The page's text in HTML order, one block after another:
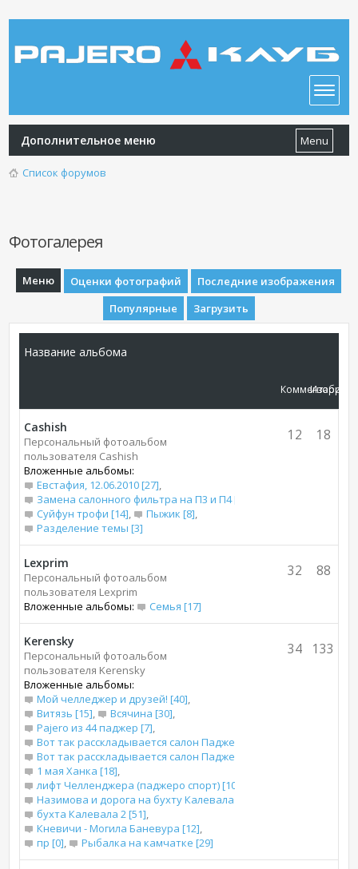
Дополнительное меню Menu
Список форумов
Фотогалерея
Меню Оценки фотографий
Последние изображения
Популярные
Загрузить
Название альбома
Комментарии
Cashish
Персональный фотоальбом
пользователя Cashish
Вложенные альбомы:
Евстафия, 12.06.2010 [27],
Замена салонного фильтра на П3 и П4 [7]
Суйфун трофи [14], Пыжик [8],
Разделение темы [3]
18
12
Lexprim
Персональный фотоальбом
пользователя Lexprim
Вложенные альбомы:
Семья [17]
88
32
Kerensky
Персональный фотоальбом
пользователя Kerensky
Вложенные альбомы:
Мой челледжер и друзей! [40],
Витязь [15], Всячина [30],
Pajero из 44 паджер [7],
Вот так расскладывается салон Паджеро 2 для сна [13]
Вот так расскладывается салон Паджеро 2 короткого для сна
1 мая Ханка [18],
лифт Челленджера (паджеро спорт) [10]
Назимова и дорога на бухту Калевала [66]
бухта Калевала 2 [51],
Кневичи - Могила Баневура [12],
пр [0], Рыбалка на камчатке [29]
133
34